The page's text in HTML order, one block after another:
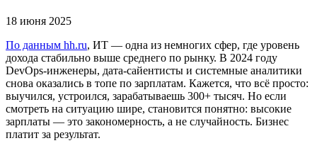
18 июня 2025
По данным hh.ru, ИТ — одна из немногих сфер, где уровень
дохода стабильно выше среднего по рынку. В 2024 году
DevOps-инженеры, дата-сайентисты и системные аналитики
снова оказались в топе по зарплатам. Кажется, что всё просто:
выучился, устроился, зарабатываешь 300+ тысяч. Но если
смотреть на ситуацию шире, становится понятно: высокие
зарплаты — это закономерность, а не случайность. Бизнес
платит за результат.